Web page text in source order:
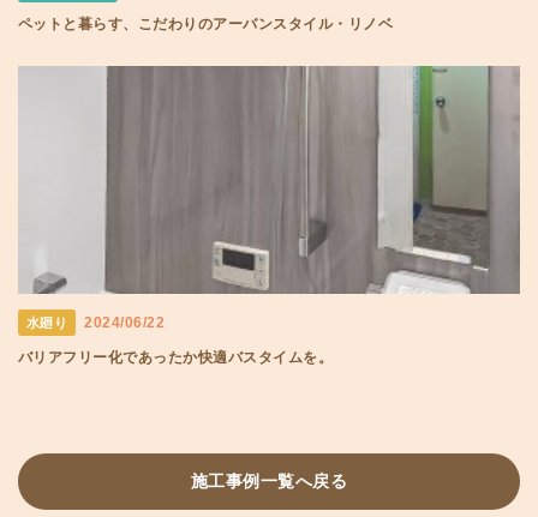
ペットと暮らす、こだわりのアーバンスタイル・リノベ
水廻り 2024/06/22
バリアフリー化であったか快適バスタイムを。
施工事例一覧へ戻る